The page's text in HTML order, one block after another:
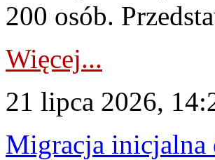
200 osób.
Więcej...
21 lipca 2026,
Migracja